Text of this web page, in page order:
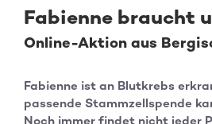
Fabienne braucht
Online-Aktion aus
Fabienne ist an Blutkrebs
passende Stammzellspende
Noch immer findet nicht jeder